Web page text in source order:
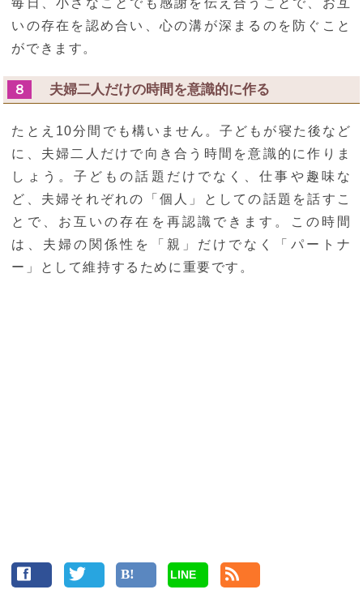
毎日、小さなことでも感謝を伝え合うことで、お互
いの存在を認め合い、心の溝が深まるのを防ぐこと
ができます。
８ 夫婦二人だけの時間を意識的に作る
たとえ10分間でも構いません。子どもが寝た後など
に、夫婦二人だけで向き合う時間を意識的に作りま
しょう。子どもの話題だけでなく、仕事や趣味な
ど、夫婦それぞれの「個人」としての話題を話すこ
とで、お互いの存在を再認識できます。この時間
は、夫婦の関係性を「親」だけでなく「パートナ
ー」として維持するために重要です。
LINE